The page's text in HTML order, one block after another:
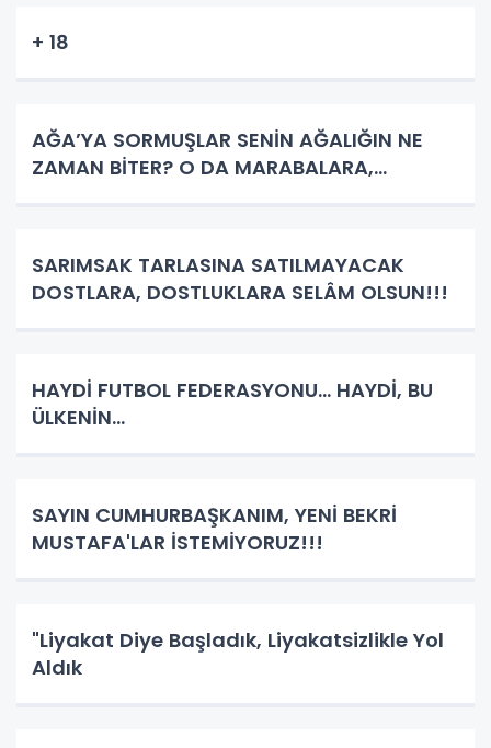
+ 18
AĞA’YA SORMUŞLAR SENİN AĞALIĞIN NE
ZAMAN BİTER? O DA MARABALARA,...
SARIMSAK TARLASINA SATILMAYACAK
DOSTLARA, DOSTLUKLARA SELÂM OLSUN!!!
HAYDİ FUTBOL FEDERASYONU... HAYDİ, BU
ÜLKENİN...
SAYIN CUMHURBAŞKANIM, YENİ BEKRİ
MUSTAFA'LAR İSTEMİYORUZ!!!
"Liyakat Diye Başladık, Liyakatsizlikle Yol
Aldık